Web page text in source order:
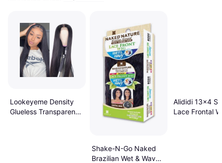
Lookeyeme Density
Glueless Transparent
Shake-N-Go Naked
Brazilian Wet & Wavy
Alididi 13x4
Lace Frontal